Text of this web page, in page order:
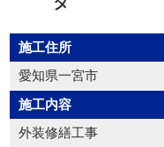
施工住所
愛知県一宮市
施工内容
外装修繕工事